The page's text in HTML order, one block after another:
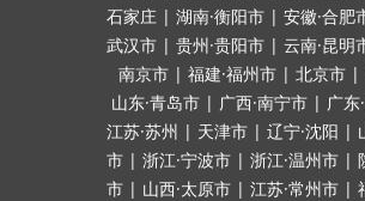
石家庄 | 湖南·衡阳市 | 安徽·合肥
武汉市 | 贵州·贵阳市 | 云南·昆明
南京市 | 福建·福州市 | 北京市 |
山东·青岛市 | 广西·南宁市 | 广东
江苏·苏州 | 天津市 | 辽宁·沈阳 |
市 | 浙江·宁波市 | 浙江·温州市 |
市 | 山西·太原市 | 江苏·常州市 |